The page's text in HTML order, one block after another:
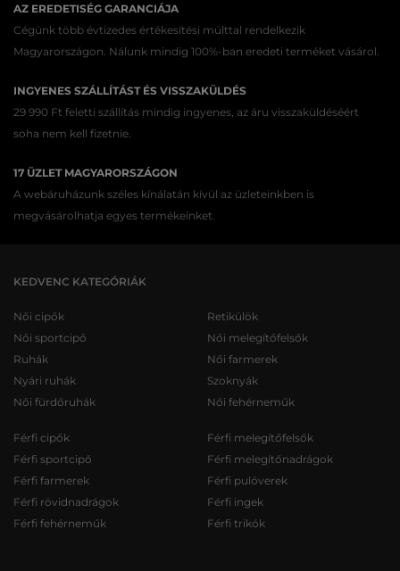
AZ EREDETISÉG GARANCIÁJA
Cégünk több évtizedes értékesítési múlttal rendelkezik
Magyarországon. Nálunk mindig 100%-ban eredeti terméket vásárol.
INGYENES SZÁLLÍTÁST ÉS VISSZAKÜLDÉS
29 990 Ft feletti szállítás mindig ingyenes, az áru visszaküldéséért
soha nem kell fizetnie.
17 ÜZLET MAGYARORSZÁGON
A webáruházunk széles kínálatán kívül az üzleteinkben is
megvásárolhatja egyes termékeinket.
KEDVENC KATEGÓRIÁK
Női cipők
Női sportcipő
Ruhák
Nyári ruhák
Női fürdőruhák
Retikülök
Női melegítőfelsők
Női farmerek
Szoknyák
Női fehérneműk
Férfi cipők
Férfi sportcipő
Férfi farmerek
Férfi rövidnadrágok
Férfi fehérneműk
Férfi melegítőfelsők
Férfi melegítőnadrágok
Férfi pulóverek
Férfi ingek
Férfi trikók